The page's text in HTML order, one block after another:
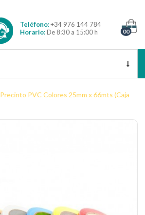
Teléfono:+34 976 144 784
Horario:De 8:30 a 15:00 h 00
Precinto PVC Colores 25mm x 66mts (Caja